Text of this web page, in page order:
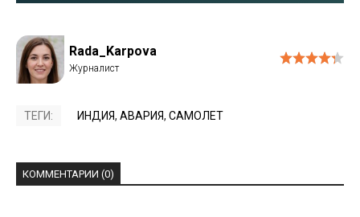
Rada_Karpova
ТЕГИ: ИНДИЯ, АВАРИЯ, САМОЛЕТ
КОММЕНТАРИИ (0)